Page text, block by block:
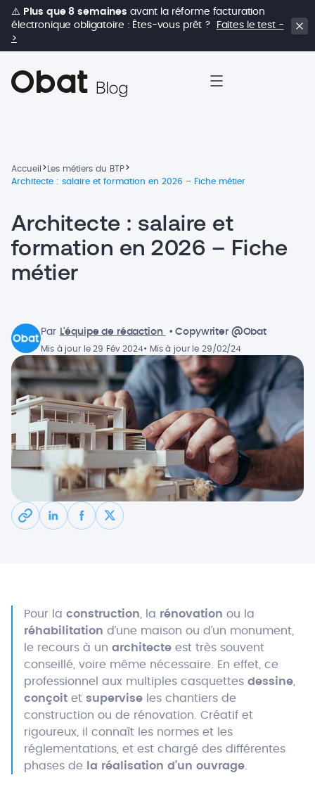
⚠️ Plus que 8 semaines avant la réforme facturation
électronique obligatoire : Êtes-vous prêt ?
Faites le test -
>
Accueil > Les métiers du BTP>
Architecte : salaire et formation en 2026 – Fiche métier
Architecte : salaire et
formation en 2026 – Fiche
métier
Par L'équipe de rédaction • Copywriter @Obat
Mis à jour le 29 Fév 2024• Mis à jour le 29/02/24
Pour la construction , la rénovation ou la
réhabilitation d’une maison ou d’un monument,
le recours à un architecte est très souvent
conseillé, voire même nécessaire. En effet, ce
professionnel aux multiples casquettes dessine
conçoit et supervise les chantiers de
construction ou de rénovation. Créatif et
rigoureux, il connaît les normes et les
réglementations, et est chargé des différentes
phases de
la réalisation d’un ouvrage